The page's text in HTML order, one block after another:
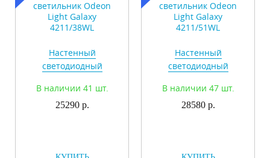
Настенный
светодиодный
Light Galaxy
4211/38WL
В наличии 41 шт.
25290 р.
Настенный
светодиодный
Light Galaxy
4211/51WL
В наличии 47 шт.
28580 р.